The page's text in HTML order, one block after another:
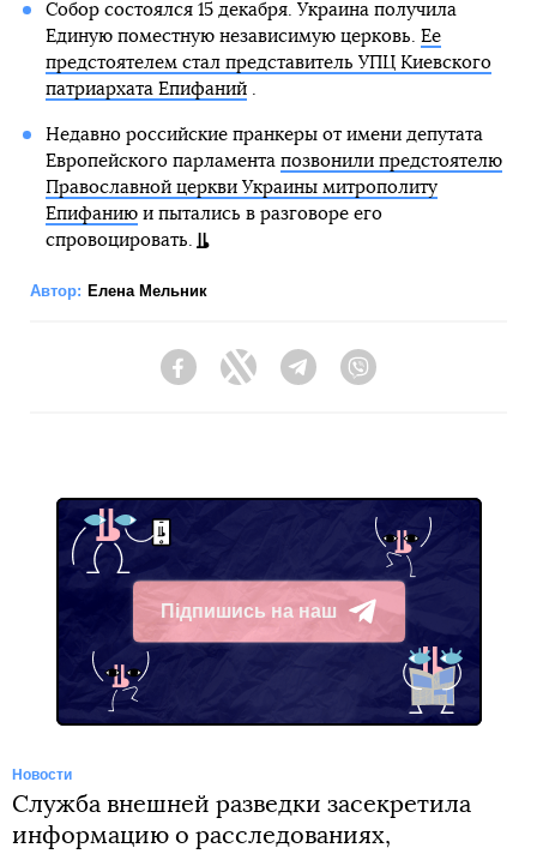
Собор состоялся 15 декабря. Украина получила
Единую поместную независимую церковь. Ее
предстоятелем стал представитель УПЦ Киевского
патриархата Епифаний.
Недавно российские пранкеры от имени депутата
Европейского парламента позвонили предстоятелю
Православной церкви Украины митрополиту
Епифаниюи пытались в разговоре его
спровоцировать.
Автор: Елена Мельник
FacebookTwitter Telegram
Підпишись на наш
Telegram
Новости
Служба внешней разведки засекретила
информацию о расследованиях,